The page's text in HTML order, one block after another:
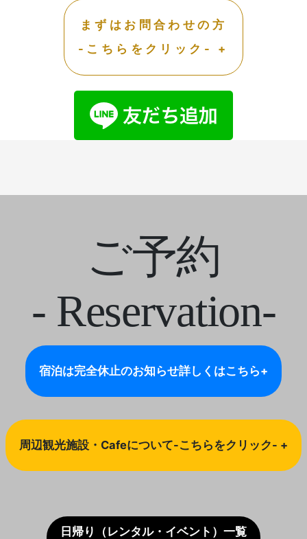
まずはお問合わせの方
-こちらをクリック- +
ご予約
- Reservation-
宿泊は完全休止のお知らせ詳しくはこちら+
周辺観光施設・Cafeについて-こちらをクリック- +
日帰り（レンタル・イベント）一覧